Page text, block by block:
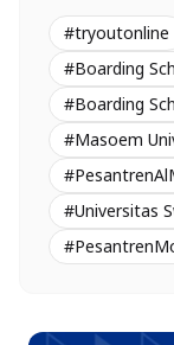
#tryoutonline
#Boarding
#Boarding
#Masoem
#Universitas